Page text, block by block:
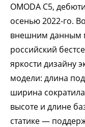
OMODA C5,
осенью 2022-го.
внешним данным
российский
яркости дизайну
модели: длина
ширина
высоте и длине
статике —